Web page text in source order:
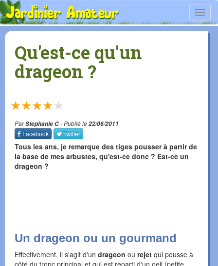
Qu'est-ce qu'un
drageon ?
★
★
★
★
★
ParStephanie C- Publié le22/06/2011
Facebook
Twitter
Tous les ans, je remarque des tiges pousser à partir de
la base de mes arbustes, qu'est-ce donc ? Est-ce un
drageon ?
Un drageon ou un gourmand
Effectivement, il s'agit d'un drageon ou rejet qui pousse à